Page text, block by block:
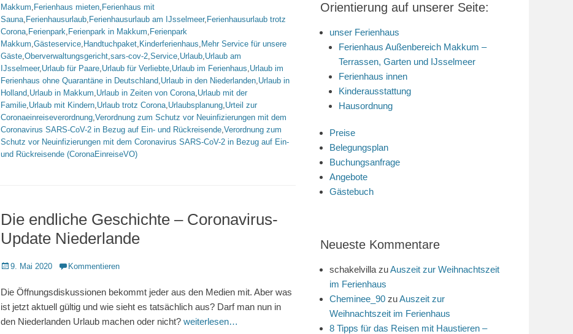
Makkum, Ferienhaus mieten, Ferienhaus mit
Sauna, Ferienhausurlaub, Ferienhausurlaub am IJsselmeer, Ferienhausurlaub trotz
Corona, Ferienpark, Ferienpark in Makkum, Ferienpark
Makkum,Gästeservice, Handtuchpaket, Kinderferienhaus, Mehr Service für unsere
Gäste,Oberverwaltungsgericht,sars-cov-2,Service,Urlaub,Urlaub am
IJsselmeer,Urlaub für Paare,Urlaub für Verliebte,Urlaub im Ferienhaus,Urlaub im
Ferienhaus ohne Quarantäne in Deutschland,Urlaub in den Niederlanden,Urlaub in
Holland,Urlaub in Makkum,Urlaub in Zeiten von Corona,Urlaub mit der
Familie,Urlaub mit Kindern,Urlaub trotz Corona,Urlaubsplanung,Urteil zur
Coronaeinreiseverordnung,Verordnung zum Schutz vor Neuinfizierungen mit dem
Coronavirus SARS-CoV-2 in Bezug auf Ein- und Rückreisende,Verordnung zum
Schutz vor Neuinfizierungen mit dem Coronavirus SARS-CoV-2 in Bezug auf Ein-
und Rückreisende (CoronaEinreiseVO)
Die endliche Geschichte – Coronavirus-
Update Niederlande
Veröffentlicht
9. Mai 2020 Kommentieren
Die Öffnungsdiskussionen bekommt jeder aus den Medien mit. Aber was
ist jetzt aktuell gültig und wie sieht es tatsächlich aus? Darf man nun in
den Niederlanden Urlaub machen oder nicht? weiterlesen…
Orientierung auf unserer Seite:
unser Ferienhaus
Ferienhaus Außenbereich Makkum –
Terrassen, Garten und IJsselmeer
Ferienhaus innen
Kinderausstattung
Hausordnung
Preise
Belegungsplan
Buchungsanfrage
Angebote
Gästebuch
Neueste Kommentare
schakelvilla zuAuszeit zur Weihnachtszeit
im Ferienhaus
Cheminee_90 zuAuszeit zur
Weihnachtszeit im Ferienhaus
8 Tipps für das Reisen mit Haustieren –